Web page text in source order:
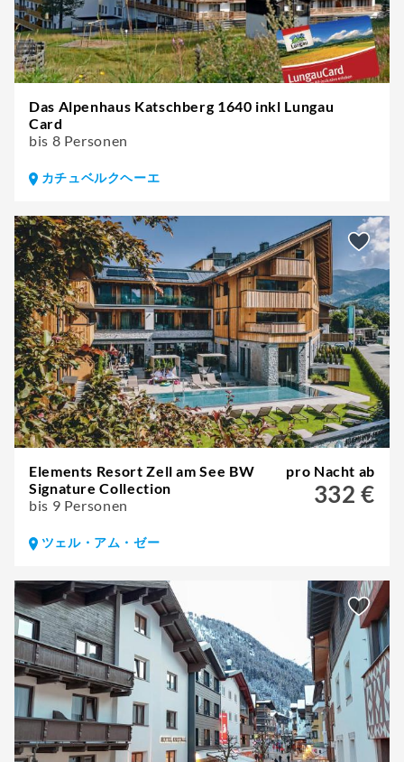
Das Alpenhaus Katschberg 1640 inkl Lungau
Card
bis 8 Personen
カチュベルクヘーエ
Elements Resort Zell am See BW
Signature Collection
bis 9 Personen
pro Nacht ab
332 €
ツェル・アム・ゼー